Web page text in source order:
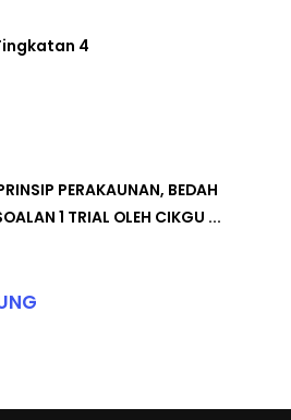
4
PERAKAUNAN, BEDAH
1 TRIAL OLEH CIKGU ...